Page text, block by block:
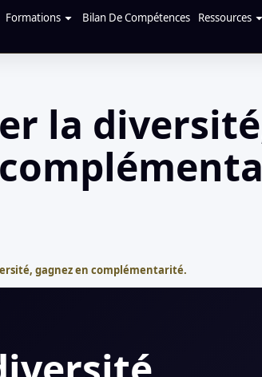
Formations Bilan De Compétences Ressources
la
gagnez en complémentarité.